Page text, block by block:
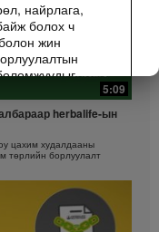
найрлага,
болох ч
жин
газар ижилхэн
өөр өөр
ын Бие
орлогын
эдгээр нь жишээ
баталгаа биш
5:09
herbalife-ын
цахим худалдааны
төрлийн борлуулалт